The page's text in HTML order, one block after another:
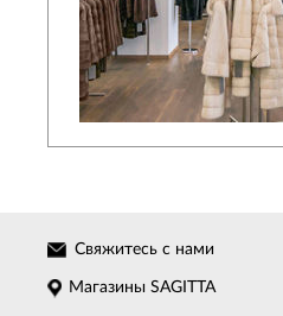
Свяжитесь с нами
Магазины SAGITTA